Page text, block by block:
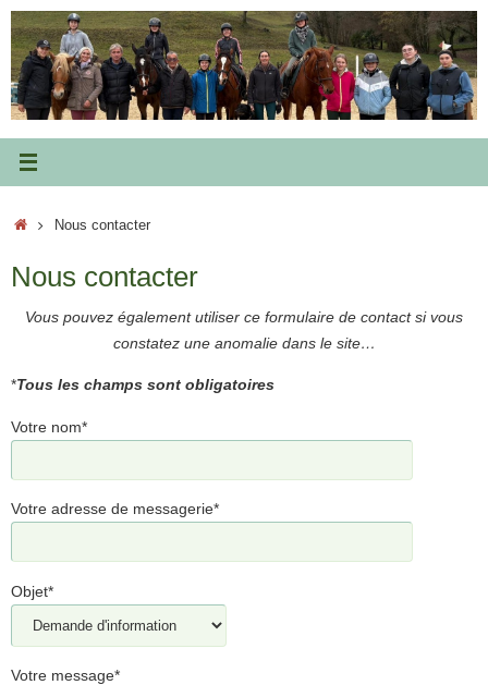
Passer
au
contenu
AccueilNous contacter
Nous contacter
Vous pouvez également utiliser ce formulaire de contact si vous
constatez une anomalie dans le site…
*Tous les champs sont obligatoires
Votre nom*
Votre adresse de messagerie*
Objet*
Votre message*